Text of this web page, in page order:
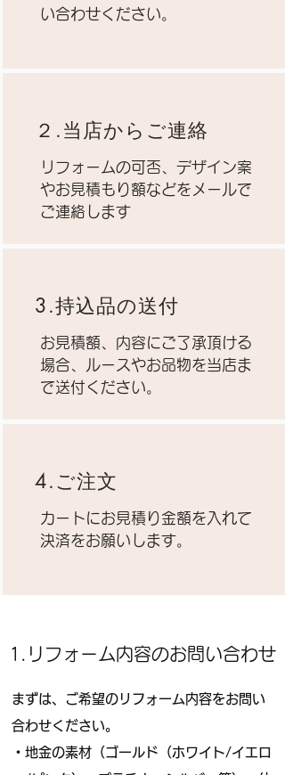
い合わせください。
２.当店からご連絡
リフォームの可否、デザイン案
やお見積もり額などをメールで
ご連絡します
3.持込品の送付
お見積額、内容にご了承頂ける
場合、ルースやお品物を当店ま
で送付ください。
4.ご注文
カートにお見積り金額を入れて
決済をお願いします。
1.リフォーム内容のお問い合わせ
まずは、ご希望のリフォーム内容をお問い
合わせください。
・地金の素材（ゴールド（ホワイト/イエロ